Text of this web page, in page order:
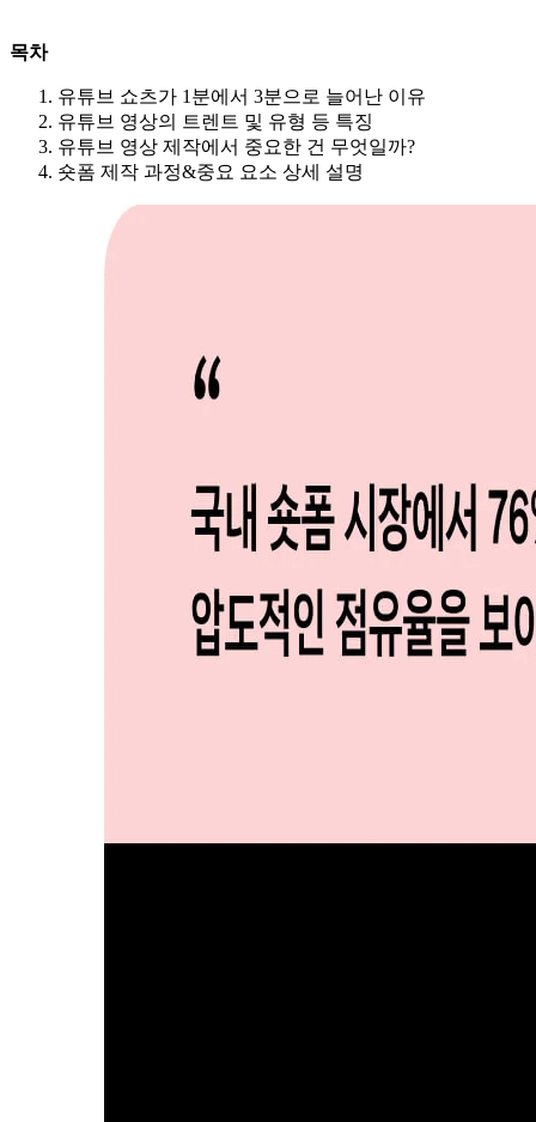
목차
유튜브 쇼츠가 1분에서 3분으로 늘어난 이유
유튜브 영상의 트렌트 및 유형 등 특징
유튜브 영상 제작에서 중요한 건 무엇일까?
숏폼 제작 과정&중요 요소 상세 설명